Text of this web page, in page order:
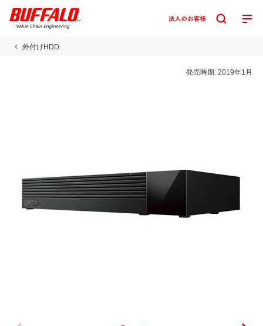
外付けHDD
発売時期:2019年1月